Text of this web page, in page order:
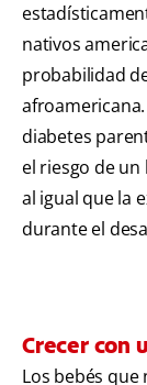
nativos
probabilidad
diabetes
el riesgo de
al igual que la
durante el
Crecer con
Los bebés